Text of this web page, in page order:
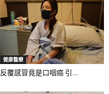
健康醫療
反覆感冒竟是口咽癌 引...